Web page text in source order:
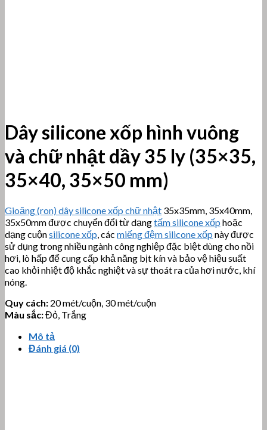
Dây silicone xốp hình vuông
và chữ nhật dầy 35 ly (35×35,
35×40, 35×50 mm)
Gioăng (ron) dây silicone xốp chữ nhật 35x35mm, 35x40mm,
35x50mm được chuyển đổi từ dạngtấm silicone xốp hoặc
dạng cuộnsilicone xốp, các miếng đệm silicone xốp này được
sử dụng trong nhiều ngành công nghiệp đặc biệt dùng cho nồi
hơi, lò hấp để cung cấp khả năng bịt kín và bảo vệ hiệu suất
cao khỏi nhiệt độ khắc nghiệt và sự thoát ra của hơi nước, khí
nóng.
Quy cách: 20 mét/cuộn, 30 mét/cuộn
Màu sắc:Đỏ, Trắng
Mô tả
Đánh giá (0)